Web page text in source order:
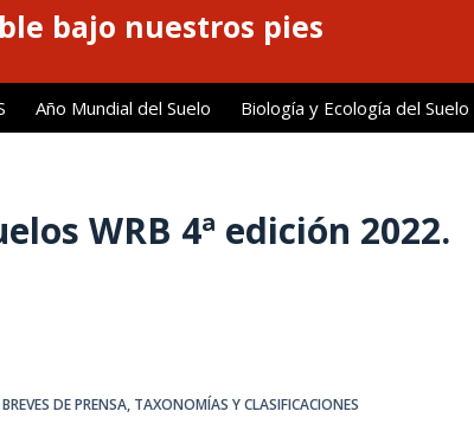
bajo nuestros pies
Año Mundial del Suelo Biología y Ecología del Suelo
WRB 4ª edición 2022.
DE PRENSA, TAXONOMÍAS Y CLASIFICACIONES